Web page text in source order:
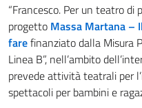
“Francesco. Per un teatro
progetto Massa Martana –
farefinanziato dalla Misura
Linea B”, nell’ambito
prevede attività teatrali per
spettacoli per bambini e